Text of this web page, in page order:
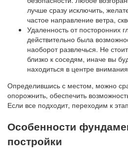
лучше сразу исключить,
частое направление ветра,
Удаленность от посторонних
действительно была
наоборот развлечься. Не
близко к соседям, иначе вы
находиться в центре
Определившись с местом, можно
опорожнить, обеспечить
Если все подходит, переходим к
Особенности
постройки